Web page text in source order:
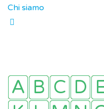
Chi siamo